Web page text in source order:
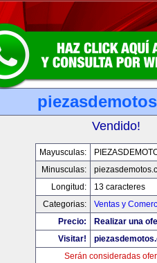
Vendido!
Mayusculas:
Minusculas:
Longitud:
13 caracteres
Categorias:
Ventas y
Precio:
Realizar una
Visitar!
Serán consideradas